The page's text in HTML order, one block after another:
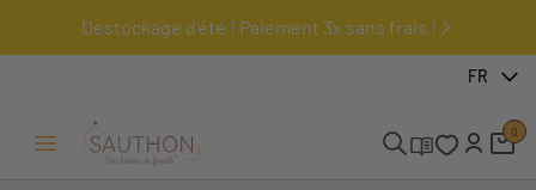
Destockage d'été ! Paiement 3x sans frais !
FR
Ouvrir/Fermer menu
0
-23,49%